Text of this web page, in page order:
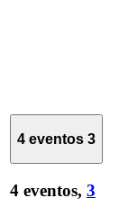
4 eventos 3
4 eventos, 3